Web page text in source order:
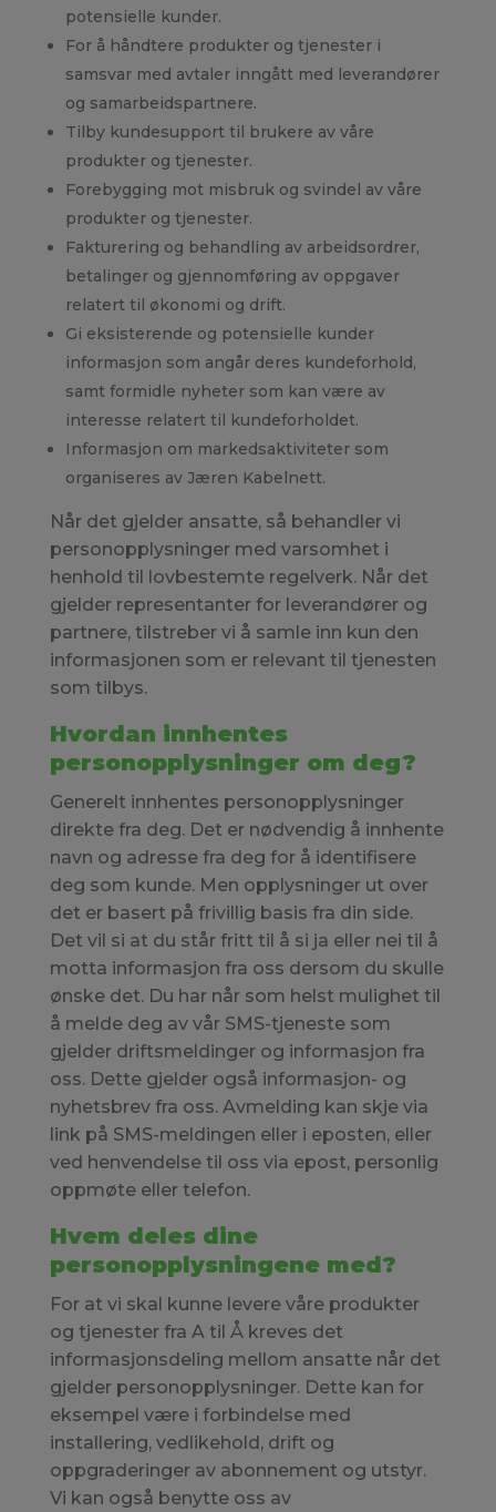
potensielle kunder.
For å håndtere produkter og tjenester i
samsvar med avtaler inngått med leverandører
og samarbeidspartnere.
Tilby kundesupport til brukere av våre
produkter og tjenester.
Forebygging mot misbruk og svindel av våre
produkter og tjenester.
Fakturering og behandling av arbeidsordrer,
betalinger og gjennomføring av oppgaver
relatert til økonomi og drift.
Gi eksisterende og potensielle kunder
informasjon som angår deres kundeforhold,
samt formidle nyheter som kan være av
interesse relatert til kundeforholdet.
Informasjon om markedsaktiviteter som
organiseres av Jæren Kabelnett.
Når det gjelder ansatte, så behandler vi
personopplysninger med varsomhet i
henhold til lovbestemte regelverk. Når det
gjelder representanter for leverandører og
partnere, tilstreber vi å samle inn kun den
informasjonen som er relevant til tjenesten
som tilbys.
Hvordan innhentes
personopplysninger om deg?
Generelt innhentes personopplysninger
direkte fra deg. Det er nødvendig å innhente
navn og adresse fra deg for å identifisere
deg som kunde. Men opplysninger ut over
det er basert på frivillig basis fra din side.
Det vil si at du står fritt til å si ja eller nei til å
motta informasjon fra oss dersom du skulle
ønske det. Du har når som helst mulighet til
å melde deg av vår SMS-tjeneste som
gjelder driftsmeldinger og informasjon fra
oss. Dette gjelder også informasjon- og
nyhetsbrev fra oss. Avmelding kan skje via
link på SMS-meldingen eller i eposten, eller
ved henvendelse til oss via epost, personlig
oppmøte eller telefon.
Hvem deles dine
personopplysningene med?
For at vi skal kunne levere våre produkter
og tjenester fra A til Å kreves det
informasjonsdeling mellom ansatte når det
gjelder personopplysninger. Dette kan for
eksempel være i forbindelse med
installering, vedlikehold, drift og
oppgraderinger av abonnement og utstyr.
Vi kan også benytte oss av